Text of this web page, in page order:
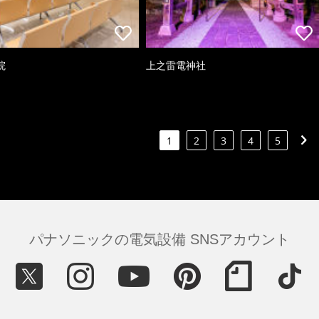
上之雷電神社
1 2 3 4 5
パナソニックの電気設備 SNSアカウント